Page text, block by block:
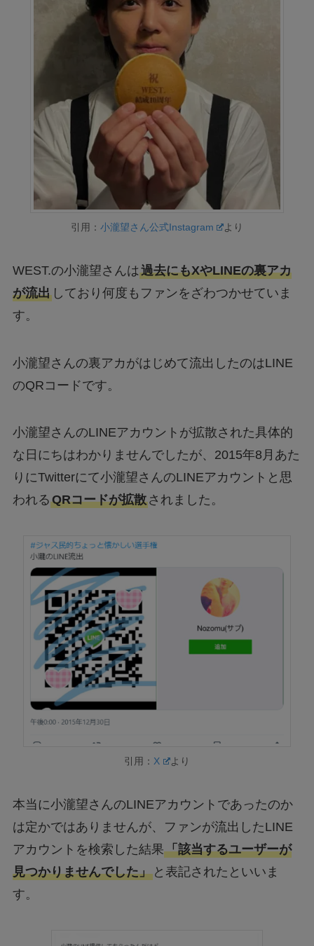
引用： 小瀧望さん公式Instagram より
WEST.の小瀧望さんは過去にもXやLINEの裏アカ
が流出しており何度もファンをざわつかせていま
す。
小瀧望さんの裏アカがはじめて流出したのはLINE
のQRコードです。
小瀧望さんのLINEアカウントが拡散された具体的
な日にちはわかりませんでしたが、2015年8月あた
りにTwitterにて小瀧望さんのLINEアカウントと思
われるQRコードが拡散されました。
引用： X より
本当に小瀧望さんのLINEアカウントであったのか
は定かではありませんが、ファンが流出したLINE
アカウントを検索した結果「該当するユーザーが
見つかりませんでした」と表記されたといいま
す。